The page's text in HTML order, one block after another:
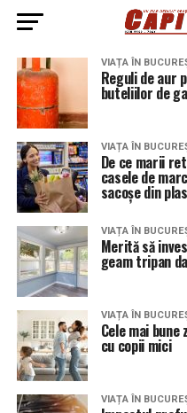
VIAȚA ÎN
Reguli de aur
buteliilor de
VIAȚA ÎN
De ce marii
casele de
sacoșe din
VIAȚA ÎN
Merită să
geam tripan
VIAȚA ÎN
Cele mai
cu copii mici
VIAȚA ÎN